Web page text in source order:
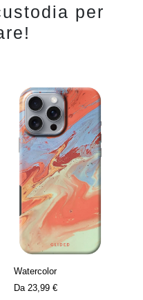
per
Watercolor
Da 23,99 €